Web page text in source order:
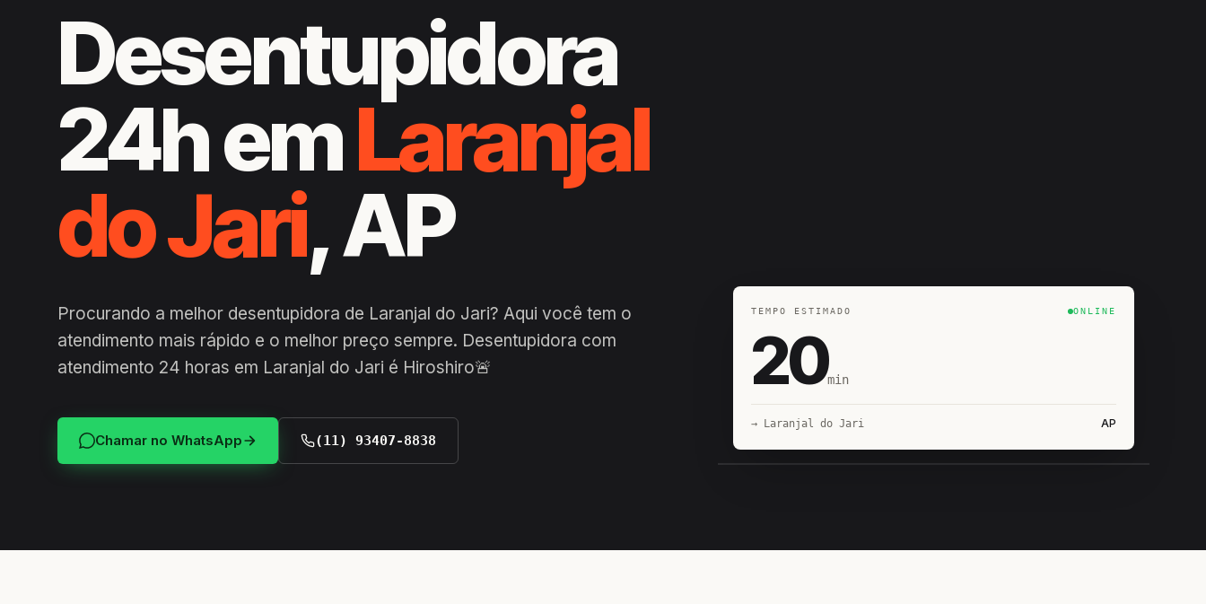
Desentupidora
24h emLaranjal
do Jari, AP
Procurando a melhor desentupidora de Laranjal do Jari? Aqui você tem o
atendimento mais rápido e o melhor preço sempre. Desentupidora com
atendimento 24 horas em Laranjal do Jari é Hiroshiro🚨
Chamar no WhatsApp (11) 93407-8838
TEMPO ESTIMADO ONLINE
20min
→ Laranjal do Jari AP